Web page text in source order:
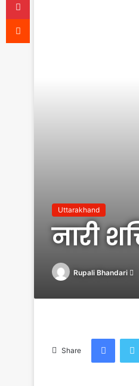
Uttarakhand
नारी
Rupali Bhandari
Share
Reddit